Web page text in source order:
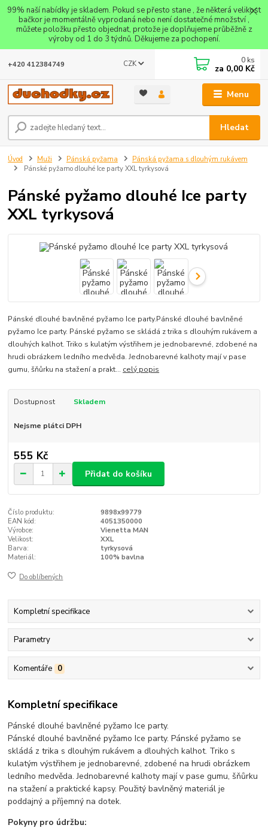
99% naší nabídky je skladem. Pokud se přesto stane , že některá velikost
bačkor je momentálně vyprodaná nebo není dostatečné množství ,
můžete položku přesto objednat, protože je doplňujeme průběžně z
výroby od 1 do 3 týdnů. Děkujeme za pochopení.
Menu
CZK
Hledat
+420 412384749 0 ks
za 0,00 Kč
Úvod Muži Pánská pyžama
Pánská pyžama s dlouhým rukávem
Pánské pyžamo dlouhé Ice party XXL tyrkysová
Pánské pyžamo dlouhé Ice party
XXL tyrkysová
Pánské dlouhé bavlněné pyžamo Ice party.Pánské dlouhé bavlněné
pyžamo Ice party. Pánské pyžamo se skládá z trika s dlouhým rukávem a
dlouhých kalhot. Triko s kulatým výstřihem je jednobarevné, zdobené na
hrudi obrázkem ledního medvěda. Jednobarevné kalhoty mají v pase
gumu, šňůrku na stažení a prakt... celý popis
Dostupnost Skladem
Nejsme plátci DPH
555 Kč
Přidat do košíku
Číslo produktu:
9898x99779
EAN kód:
4051350000
Výrobce:
Vienetta MAN
Velikost:
XXL
Barva:
tyrkysová
Materiál:
100% bavlna
Do oblíbených
Kompletní specifikace
Parametry
Komentáře 0
Kompletní specifikace
Pánské dlouhé bavlněné pyžamo Ice party.
Pánské dlouhé bavlněné pyžamo Ice party. Pánské pyžamo se
skládá z trika s dlouhým rukávem a dlouhých kalhot. Triko s
kulatým výstřihem je jednobarevné, zdobené na hrudi obrázkem
ledního medvěda. Jednobarevné kalhoty mají v pase gumu, šňůrku
na stažení a praktické kapsy. Použitý bavlněný materiál je
poddajný a příjemný na dotek.
Pokyny pro údržbu: